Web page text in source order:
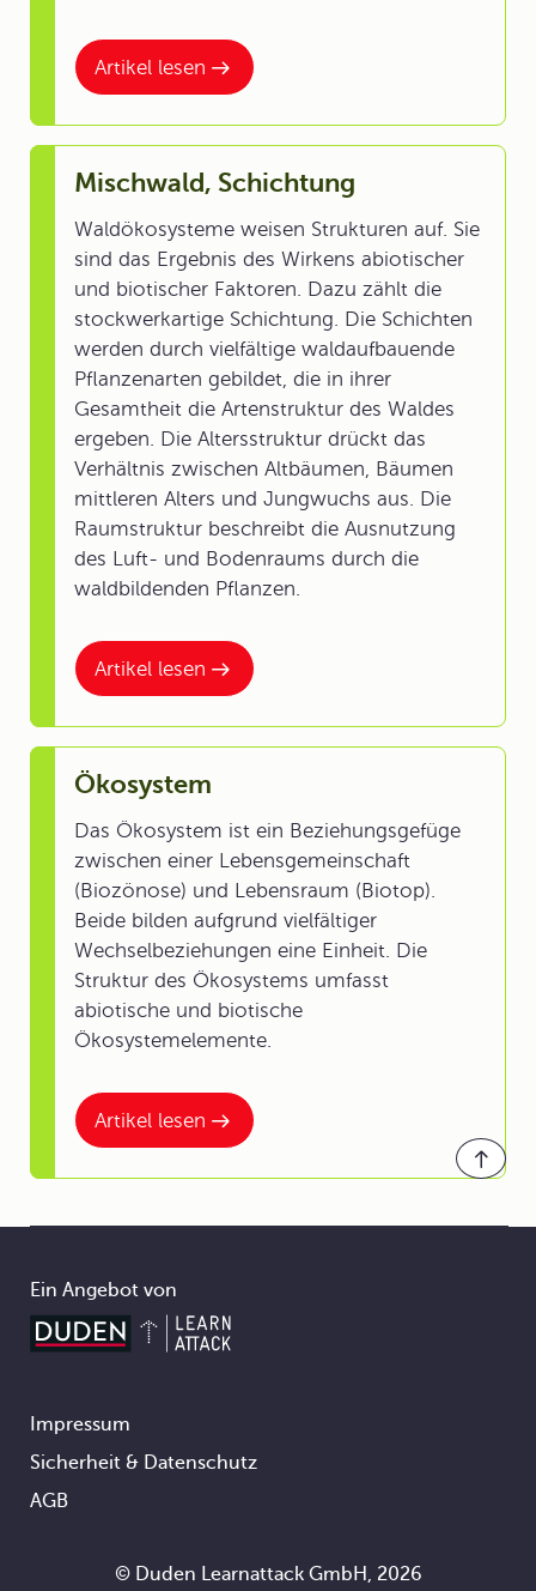
Artikel lesen
Artikel lesen
Mischwald, Schichtung
Waldökosysteme weisen Strukturen auf. Sie
sind das Ergebnis des Wirkens abiotischer
und biotischer Faktoren. Dazu zählt die
stockwerkartige Schichtung. Die Schichten
werden durch vielfältige waldaufbauende
Pflanzenarten gebildet, die in ihrer
Gesamtheit die Artenstruktur des Waldes
ergeben. Die Altersstruktur drückt das
Verhältnis zwischen Altbäumen, Bäumen
mittleren Alters und Jungwuchs aus. Die
Raumstruktur beschreibt die Ausnutzung
des Luft- und Bodenraums durch die
waldbildenden Pflanzen.
Artikel lesen
Ökosystem
Das Ökosystem ist ein Beziehungsgefüge
zwischen einer Lebensgemeinschaft
(Biozönose) und Lebensraum (Biotop).
Beide bilden aufgrund vielfältiger
Wechselbeziehungen eine Einheit. Die
Struktur des Ökosystems umfasst
abiotische und biotische
Ökosystemelemente.
Ein Angebot von
Footer
Impressum
Sicherheit & Datenschutz
AGB
© Duden Learnattack GmbH, 2026